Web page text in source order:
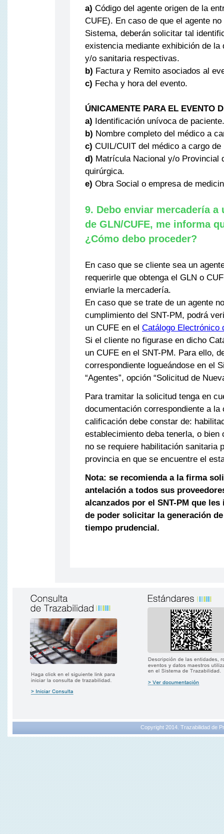
a) Código del agente origen de la
CUFE). En caso de que el agente
Sistema, deberán solicitar tal
existencia mediante exhibición de
y/o sanitaria respectivas.
b) Factura y Remito asociados al
c) Fecha y hora del evento.
ÚNICAMENTE PARA EL EVENTO
a) Identificación unívoca de paciente.
b) Nombre completo del médico a
c) CUIL/CUIT del médico a cargo
d) Matrícula Nacional y/o Provincial
quirúrgica.
e) Obra Social o empresa de
9. Debo enviar mercadería
de GLN/CUFE, me informa
¿Cómo debo proceder?
En caso que se cliente sea un
requerirle que obtenga el GLN o
enviarle la mercadería.
En caso que se trate de un agente
cumplimiento del SNT-PM, podrá
un CUFE en el Catálogo Electrónico
Si el cliente no figurase en dicho
un CUFE en el SNT-PM. Para ello,
correspondiente logueándose en el
“Agentes”, opción “Solicitud de
Para tramitar la solicitud tenga en
documentación correspondiente a
calificación debe constar de:
establecimiento deba tenerla, o
no se requiere habilitación sanitaria
provincia en que se encuentre el
Nota: se recomienda a la firma
antelación a todos sus
alcanzados por el SNT-PM que
de poder solicitar la generación
tiempo prudencial.
Copyright 2014. Trazabilidad de